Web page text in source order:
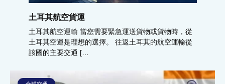
土耳其航空貨運
土耳其航空運輸 當您需要緊急運送貨物或貨物時，從
土耳其空運是理想的選擇。 往返土耳其的航空運輸從
該國的主要交通 […